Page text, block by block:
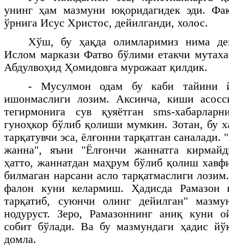
унинг ҳам мазмуни юқоридагидек эди.
ўрнига Исус Христос, дейилганди, холос.
Хўш, бу ҳақда олимларимиз нима
Ислом маркази Фатво бўлими етакчи
Абдулвоҳид Ҳомидовга мурожаат қилдик.
- Мусулмон одам бу каби тайини
ишонмаслиги лозим. Аксинча, киши
тегирмонига сув қуяётган sms-
гуноҳкор бўлиб қолиши мумкин. Зотан, бу
тарқатувчи эса, ёлғонни тарқатган саналади.
жанна", яъни "Ёлғончи жаннатга
ҳатто, жаннатдан маҳрум бўлиб қолиш
билмаган нарсани асло тарқатмаслиги
фалон куни келармиш. Ҳадисда Рамазон
тарқатиб, суюнчи олинг дейилган"
нодуруст. Зеро, Рамазоннинг аниқ куни
собит бўлади. Ва бу мазмундаги ҳадис
домла.